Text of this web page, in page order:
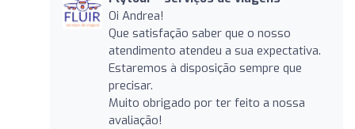
Oi Andrea!
Que satisfação saber que o nosso
atendimento atendeu a sua expectativa.
Estaremos à disposição sempre que
precisar.
Muito obrigado por ter feito a nossa
avaliação!